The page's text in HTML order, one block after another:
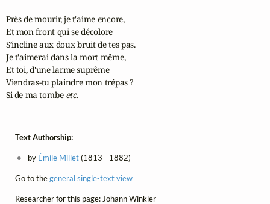
Près de mourir, je t'aime encore,
Et mon front qui se décolore
S’incline aux doux bruit de tes pas.
Je t'aimerai dans la mort même,
Et toi, d'une larme suprême
Viendras-tu plaindre mon trépas ?
Si de ma tombe etc.
Text Authorship:
by Émile Millet(1813 - 1882)
Go to thegeneral single-text view
Researcher for this page: Johann Winkler